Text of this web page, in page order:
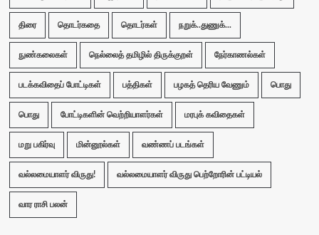
திரை தொடர்கதை தொடர்கள் நறுக்..துணுக்...
நுண்கலைகள் நெல்லைத் தமிழில் திருக்குறள் நேர்காணல்கள்
படக்கவிதைப் போட்டிகள் பத்திகள் பழகத் தெரிய வேணும் பொது
பொது போட்டிகளின் வெற்றியாளர்கள் மரபுக் கவிதைகள்
மறு பகிர்வு மின்னூல்கள் வண்ணப் படங்கள்
வல்லமையாளர் விருது! வல்லமையாளர் விருது பெற்றோரின் பட்டியல்
வார ராசி பலன்